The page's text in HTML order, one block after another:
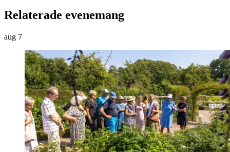
Relaterade evenemang
aug 7